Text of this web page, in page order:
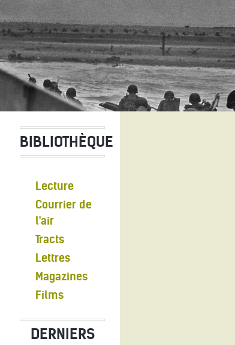
BIBLIOTHÈQUE
Lecture
Courrier de
l'air
Tracts
Lettres
Magazines
Films
DERNIERS